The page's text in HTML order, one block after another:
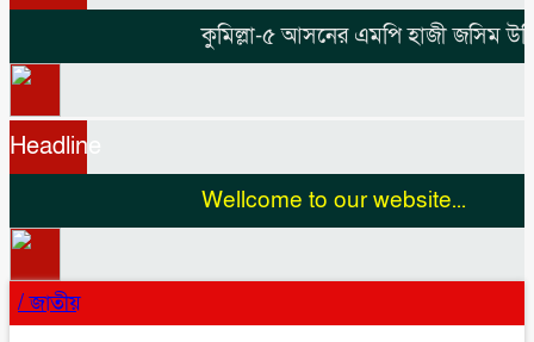
কুমিল্লা-৫ আসনের এমপি হাজী জসিম
Headline
Wellcome to our website...
/জাতীয়